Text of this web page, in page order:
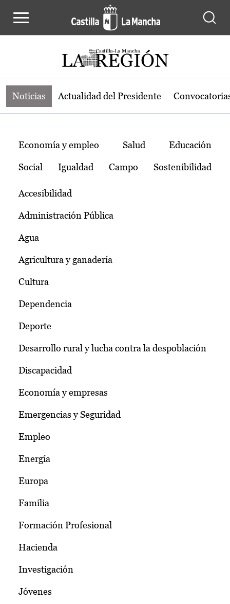
Noticias de la región de Castilla-La
Noticias Actualidad del Presidente
Temas
Economía y empleo Salud Educación
Social Igualdad Campo Sostenibilidad
Accesibilidad
Administración Pública
Agua
Agricultura y ganadería
Cultura
Dependencia
Deporte
Desarrollo rural y lucha contra la despoblación
Discapacidad
Economía y empresas
Emergencias y Seguridad
Empleo
Energía
Europa
Familia
Formación Profesional
Hacienda
Investigación
Jóvenes